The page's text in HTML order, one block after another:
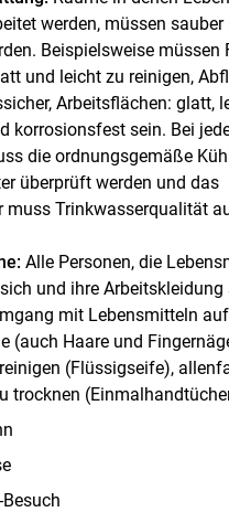
to main content
werden, müssen sauber
Beispielsweise müssen
und leicht zu reinigen,
Arbeitsflächen: glatt,
korrosionsfest sein. Bei
die ordnungsgemäße
überprüft werden und das
muss Trinkwasserqualität
Alle Personen, die
und ihre Arbeitskleidung
mit Lebensmitteln
(auch Haare und
(Flüssigseife),
trocknen